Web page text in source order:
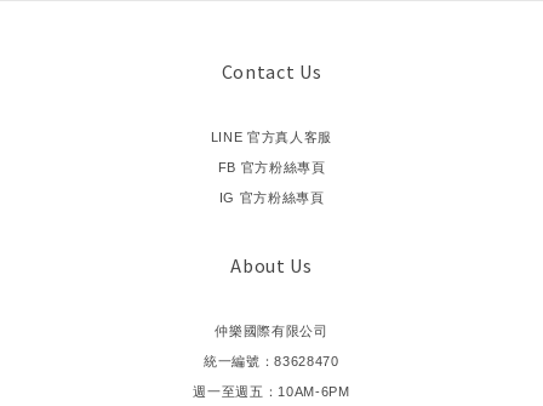
Contact Us
LINE 官方真人客服
FB 官方粉絲專頁
IG 官方粉絲專頁
About Us
仲樂國際有限公司
統一編號：83628470
週一至週五：10AM-6PM